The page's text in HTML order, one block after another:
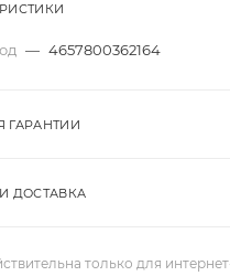
— 4657800362164
ГАРАНТИИ
ДОСТАВКА
только для